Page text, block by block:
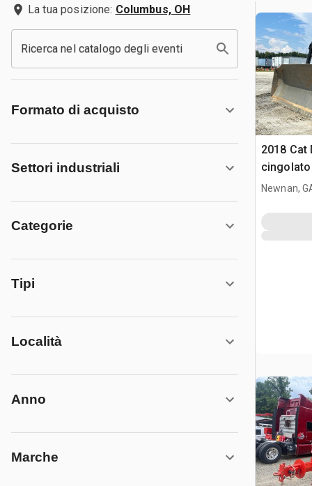
La tua posizione: Columbus, OH
Ricerca nel catalogo degli eventi
Formato di acquisto
Settori industriali
Categorie
Tipi
Località
Anno
Marche
2018 Cat
cingolato
Newnan,